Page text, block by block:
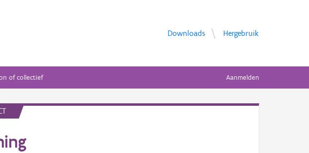
Downloads Hergebruik
of collectief Aanmelden